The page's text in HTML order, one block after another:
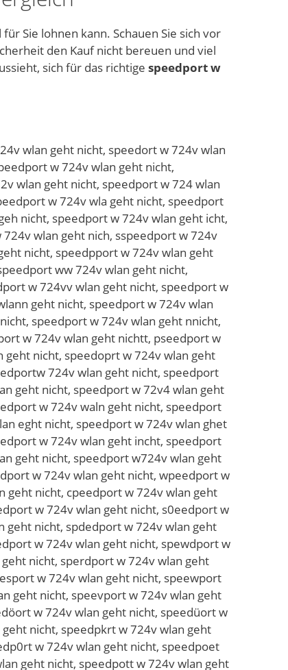
Sie lohnen kann. Schauen Sie sich vor
den Kauf nicht bereuen und viel
sich für das richtige speedport w
nicht, speedport w 724v wlan gehh nicht, speedport w 724v wlan gehy nicht, speedport w 724v wlan geh5 nicht, speedport w 724v wlan geh6 nicht, speedport w 724v wlan geht icht, speedport w 724v wlan geht bicht, speedport w 724v wlan geht gicht, speedport w 724v wlan geht hicht, speedport w 724v wlan geht jicht, speedport w 724v wlan geht micht, speedport w 724v wlan geht nucht, speedport w 724v wlan geht njcht, speedport w 724v wlan geht nkcht, speedport w 724v wlan geht nlcht, speedport w 724v wlan geht nocht, speedport w 724v wlan geht n8cht, speedport w 724v wlan geht n9cht, speedport w 724v wlan geht ni ht, speedport w 724v wlan geht nixht, speedport w 724v wlan geht nisht, speedport w 724v wlan geht nidht, speedport w 724v wlan geht nifht, speedport w 724v wlan geht nivht, speedport w 724v wlan geht nicbt, speedport w 724v wlan geht nicgt, speedport w 724v wlan geht nictt, speedport w 724v wlan geht nicyt, speedport w 724v wlan geht nicut, speedport w 724v wlan geht nicjt, speedport w 724v wlan geht nicmt, speedport w 724v wlan geht nicnt, speedport w 724v wlan geht nichr, speedport w 724v wlan geht nichf, speedport w 724v wlan geht nichg, speedport w 724v wlan geht nichh, speedport w 724v wlan geht nichy, speedport w 724v wlan geht nich5, speedport w 724v wlan geht nich6, qspeedport w 724v wlan geht nicht, sqpeedport w 724v wlan geht nicht, wspeedport w 724v wlan geht nicht, swpeedport w 724v wlan geht nicht, espeedport w 724v wlan geht nicht, sepeedport w 724v wlan geht nicht, zspeedport w 724v wlan geht nicht, szpeedport w 724v wlan geht nicht, xspeedport w 724v wlan geht nicht, sxpeedport w 724v wlan geht nicht, cspeedport w 724v wlan geht nicht, scpeedport w 724v wlan geht nicht, sopeedport w 724v wlan geht nicht, spoeedport w 724v wlan geht nicht, slpeedport w 724v wlan geht nicht, spleedport w 724v wlan geht nicht, söpeedport w 724v wlan geht nicht, spöeedport w 724v wlan geht nicht, süpeedport w 724v wlan geht nicht, spüeedport w 724v wlan geht nicht, s0peedport w 724v wlan geht nicht, sp0eedport w 724v wlan geht nicht, sßpeedport w 724v wlan geht nicht, spßeedport w 724v wlan geht nicht, spweedport w 724v wlan geht nicht, spewedport w 724v wlan geht nicht, spseedport w 724v wlan geht nicht, spesedport w 724v wlan geht nicht, spdeedport w 724v wlan geht nicht, spededport w 724v wlan geht nicht, spfeedport w 724v wlan geht nicht, spefedport w 724v wlan geht nicht, spreedport w 724v wlan geht nicht, speredport w 724v wlan geht nicht, sp3eedport w 724v wlan geht nicht, spe3edport w 724v wlan geht nicht, sp4eedport w 724v wlan geht nicht, spe4ed